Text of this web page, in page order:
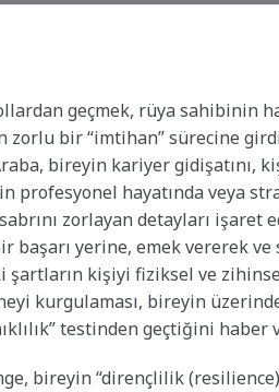
geçmek, rüya sahibinin
zorlu bir “imtihan” sürecine
bireyin kariyer gidişatını,
profesyonel hayatında veya
zorlayan detayları işaret
başarı yerine, emek vererek
şartların kişiyi fiziksel ve
kurgulaması, bireyin
testinden geçtiğini haber
bireyin “dirençlilik